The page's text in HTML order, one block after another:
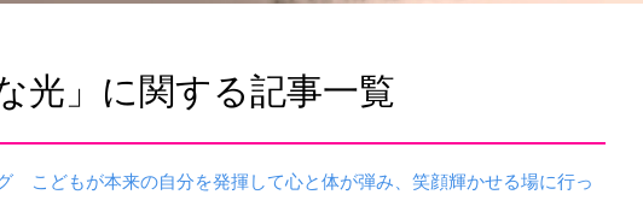
光」に関する記事一覧
こどもが本来の自分を発揮して心と体が弾み、笑顔輝かせる場に行っ